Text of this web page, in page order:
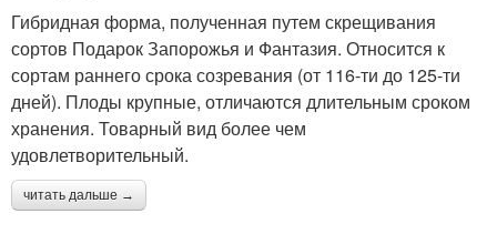
Гибридная форма, полученная путем скрещивания
сортов Подарок Запорожья и Фантазия. Относится к
сортам раннего срока созревания (от 116-ти до 125-ти
дней). Плоды крупные, отличаются длительным сроком
хранения. Товарный вид более чем
удовлетворительный.
читать дальше →